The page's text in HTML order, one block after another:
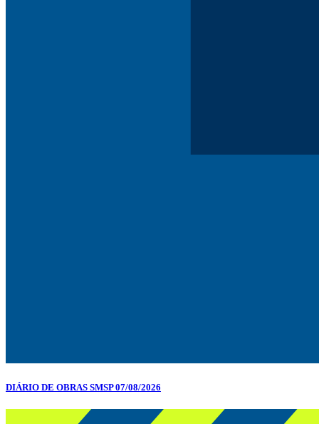
DIÁRIO DE OBRAS SMSP 07/08/2026